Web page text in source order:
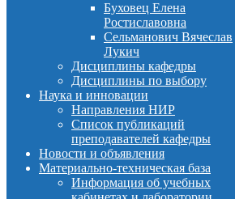
Буховец Елена
Ростиславовна
Сельманович Вячеслав
Лукич
Дисциплины кафедры
Дисциплины по выбору
Наука и инновации
Направления НИР
Список публикаций
преподавателей кафедры
Новости и объявления
Материально-техническая база
Информация об учебных